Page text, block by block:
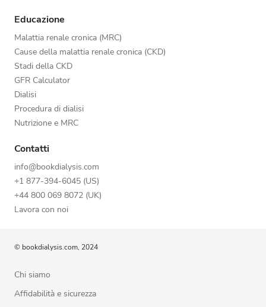
Educazione
Malattia renale cronica (MRC)
Cause della malattia renale cronica (CKD)
Stadi della CKD
GFR Calculator
Dialisi
Procedura di dialisi
Nutrizione e MRC
Contatti
info@bookdialysis.com
+1 877-394-6045 (US)
+44 800 069 8072 (UK)
Lavora con noi
© bookdialysis.com, 2024
Chi siamo
Affidabilità e sicurezza